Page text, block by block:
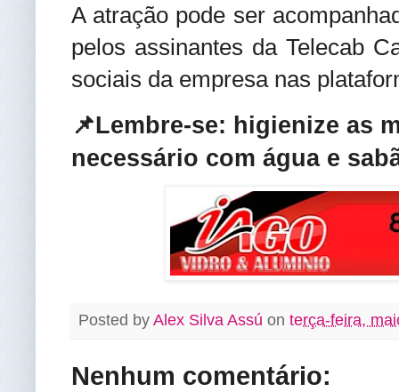
A atração pode ser
pelos assinantes da Telecab
sociais da empresa nas
📌Lembre-se: higienize as
necessário com água e
Posted by Alex Silva Assú on terça-feira,
Nenhum comentário: